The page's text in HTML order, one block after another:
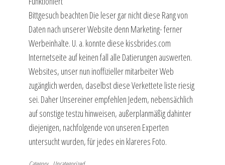
Bittgesuch beachten Die leser gar nicht diese Rang von
Daten nach unserer Website denn Marketing- ferner
Werbeinhalte. U. a. konnte diese kissbrides.com
Internetseite auf keinen fall alle Datierungen auswerten.
Websites, unser nun inoffizieller mitarbeiter Web
zugänglich werden, daselbst diese Verkettete liste riesig
sei. Daher Unsereiner empfehlen Jedem, nebensächlich
auf sonstige testzu hinweisen, außerplanmäßig dahinter
diejenigen, nachfolgende von unseren Experten
untersucht wurden, für jedes ein klareres Foto.